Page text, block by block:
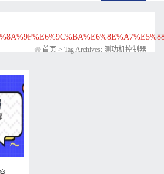
首页 > Tag Archives: 测功机控制器